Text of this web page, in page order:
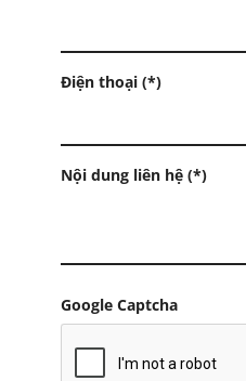
Điện thoại (*)
Nội dung liên hệ (*)
Google Captcha